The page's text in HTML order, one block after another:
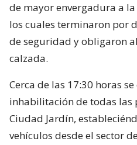
de mayor envergadura a
los cuales terminaron por
de seguridad y obligaron
calzada.
Cerca de las 17:30 horas
inhabilitación de todas las
Ciudad Jardín,
vehículos desde el sector